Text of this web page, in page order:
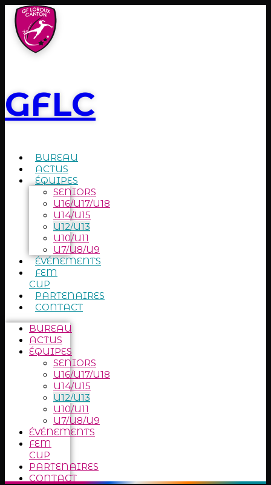
GFLC
BUREAU
ACTUS
ÉQUIPES
SENIORS
U16/U17/U18
U14/U15
U12/U13
U10/U11
U7/U8/U9
ÉVÉNEMENTS
FEM
CUP
PARTENAIRES
CONTACT
BUREAU
ACTUS
ÉQUIPES
SENIORS
U16/U17/U18
U14/U15
U12/U13
U10/U11
U7/U8/U9
ÉVÉNEMENTS
FEM
CUP
PARTENAIRES
CONTACT